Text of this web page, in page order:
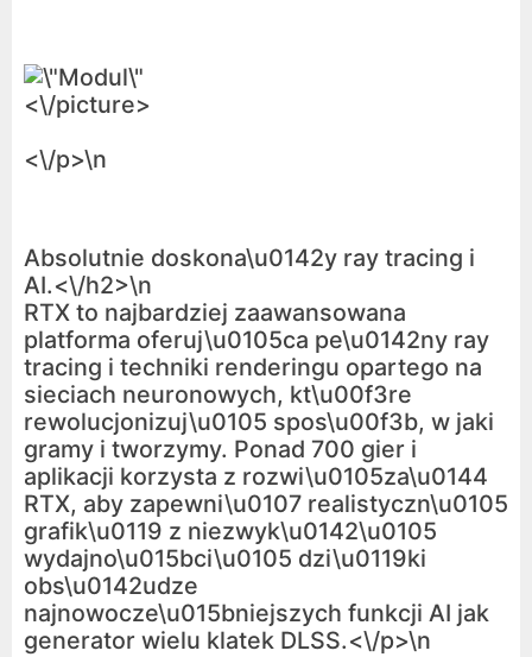
<\/picture>
<\/p>\n
Absolutnie doskona\u0142y ray tracing i
AI.<\/h2>\n
RTX to najbardziej zaawansowana
platforma oferuj\u0105ca pe\u0142ny ray
tracing i techniki renderingu opartego na
sieciach neuronowych, kt\u00f3re
rewolucjonizuj\u0105 spos\u00f3b, w jaki
gramy i tworzymy. Ponad 700 gier i
aplikacji korzysta z rozwi\u0105za\u0144
RTX, aby zapewni\u0107 realistyczn\u0105
grafik\u0119 z niezwyk\u0142\u0105
wydajno\u015bci\u0105 dzi\u0119ki
obs\u0142udze
najnowocze\u015bniejszych funkcji AI jak
generator wielu klatek DLSS.<\/p>\n